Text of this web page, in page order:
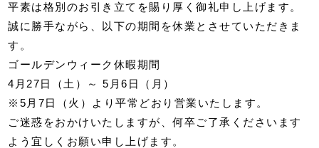
平素は格別のお引き立てを賜り厚く御礼申し上げます。
誠に勝手ながら、以下の期間を休業とさせていただきま
す。
ゴールデンウィーク休暇期間
4月27日（土）～ 5月6日（月）
※5月7日（火）より平常どおり営業いたします。
ご迷惑をおかけいたしますが、何卒ご了承くださいます
よう宜しくお願い申し上げます。